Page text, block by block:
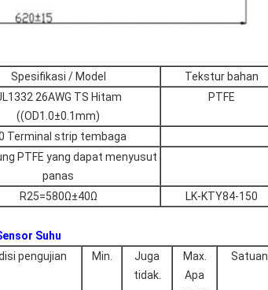
Spesifikasi / Model
Tekstur bahan
26AWG TS Hitam
((OD1.0±0.1mm)
PTFE
Terminal strip tembaga
PTFE yang dapat menyusut
panas
R25=580Ω±40Ω LK-KTY84-150
Suhu
pengujian Min.
Juga
tidak.
Max.
Apa
Satuan